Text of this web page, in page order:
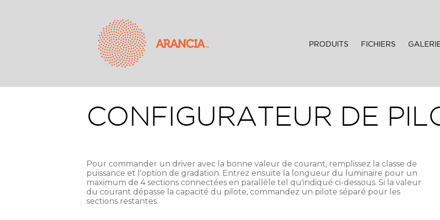
PRODUITS FICHIERS
CONFIGURATEUR DE
Pour commander un driver avec la bonne valeur de courant, remplissez la classe de
puissance et l'option de gradation. Entrez ensuite la longueur du luminaire pour un
maximum de 4 sections connectées en parallèle tel qu'indiqué ci-dessous. Si la valeur
du courant dépasse la capacité du pilote, commandez un pilote séparé pour les
sections restantes.